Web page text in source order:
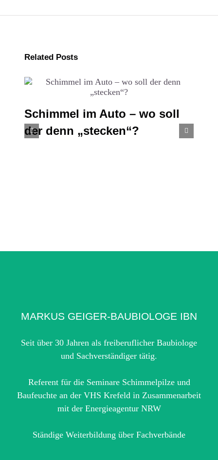
Related Posts
Schimmel im Auto – wo soll
der denn „stecken“?
MARKUS GEIGER-BAUBIOLOGE IBN
Seit über 30 Jahren als freiberuflicher Baubiologe
und Sachverständiger tätig.
Referent für die Seminare Schimmelpilze und
Baufeuchte an der VHS Krefeld in Zusammenarbeit
mit der Energieagentur NRW
Ständige Weiterbildung über Fachverbände